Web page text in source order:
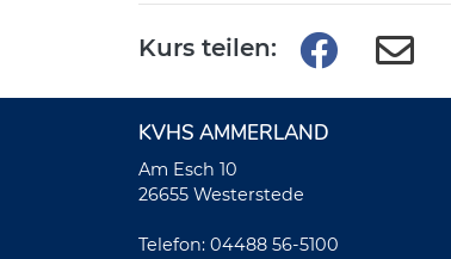
Kurs teilen:
KVHS AMMERLAND
Am Esch 10
26655 Westerstede
Telefon: 04488 56-5100